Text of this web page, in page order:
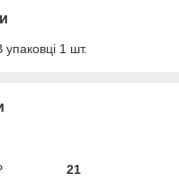
1 шт.
21